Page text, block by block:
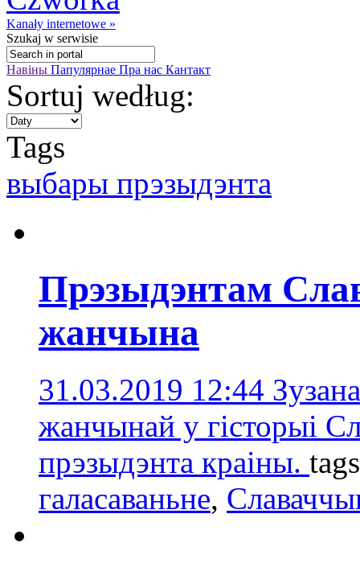
Kanały internetowe »
Szukaj w serwisie
Навіны Папулярнае Пра нас Кантакт
Sortuj według:
Tags
выбары прэзыдэнта
Прэзыдэнтам
жанчына
31.03.2019 12:44
жанчынай у гісторыі
прэзыдэнта краіны.
галасаваньне,